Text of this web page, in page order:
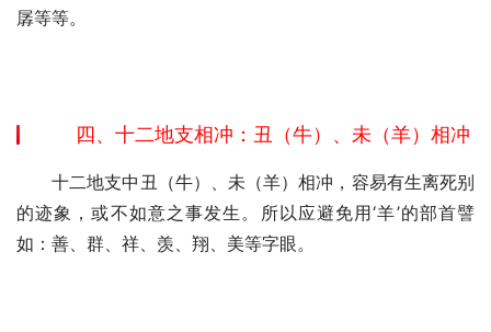
孱等等。
四、十二地支相冲：丑（牛）、未（羊）相冲
十二地支中丑（牛）、未（羊）相冲，容易有生离死别
的迹象，或不如意之事发生。所以应避免用‘羊’的部首譬
如：善、群、祥、羡、翔、美等字眼。